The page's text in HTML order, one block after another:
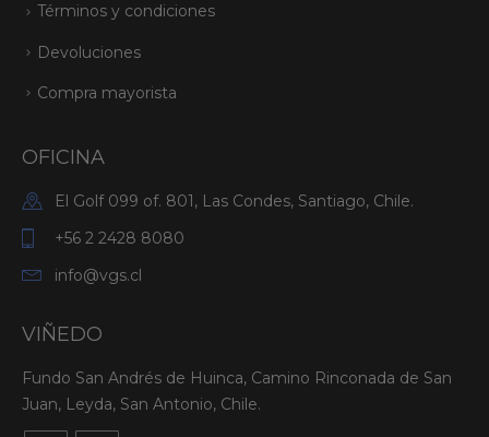
Términos y condiciones
Devoluciones
Compra mayorista
OFICINA
El Golf 099 of. 801, Las Condes, Santiago, Chile.
+56 2 2428 8080
info@vgs.cl
VIÑEDO
Fundo San Andrés de Huinca, Camino Rinconada de San
Juan, Leyda, San Antonio, Chile.